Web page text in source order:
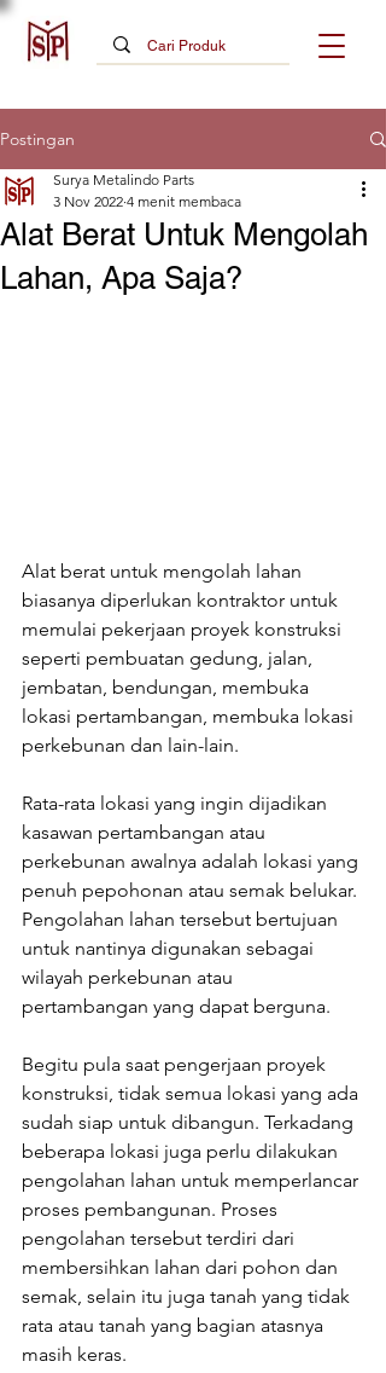
Postingan
Alat Berat Untuk Mengolah
Lahan, Apa Saja?
Surya Metalindo Parts
3 Nov 2022 4 menit membaca
Alat berat untuk mengolah lahan
biasanya diperlukan kontraktor untuk
memulai pekerjaan proyek konstruksi
seperti pembuatan gedung, jalan,
jembatan, bendungan, membuka
lokasi pertambangan, membuka lokasi
perkebunan dan lain-lain.
Rata-rata lokasi yang ingin dijadikan
kasawan pertambangan atau
perkebunan awalnya adalah lokasi yang
penuh pepohonan atau semak belukar.
Pengolahan lahan tersebut bertujuan
untuk nantinya digunakan sebagai
wilayah perkebunan atau
pertambangan yang dapat berguna.
Begitu pula saat pengerjaan proyek
konstruksi, tidak semua lokasi yang ada
sudah siap untuk dibangun. Terkadang
beberapa lokasi juga perlu dilakukan
pengolahan lahan untuk memperlancar
proses pembangunan. Proses
pengolahan tersebut terdiri dari
membersihkan lahan dari pohon dan
semak, selain itu juga tanah yang tidak
rata atau tanah yang bagian atasnya
masih keras.